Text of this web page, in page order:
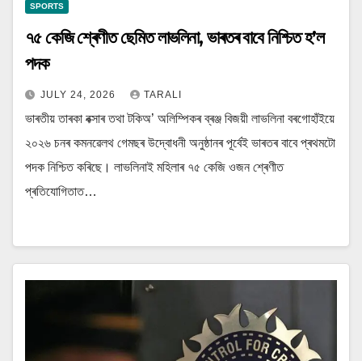
SPORTS
৭৫ কেজি শ্ৰেণীত ছেমিত লাভলিনা, ভাৰতৰ বাবে নিশ্চিত হ’ল
পদক
JULY 24, 2026 TARALI
ভাৰতীয় তাৰকা বক্সাৰ তথা টকিঅ’ অলিম্পিকৰ ব্ৰঞ্জ বিজয়ী লাভলিনা বৰগোহাঁইয়ে
২০২৬ চনৰ কমনৱেলথ গেমছৰ উদ্বোধনী অনুষ্ঠানৰ পূৰ্বেই ভাৰতৰ বাবে প্ৰথমটো
পদক নিশ্চিত কৰিছে। লাভলিনাই মহিলাৰ ৭৫ কেজি ওজন শ্ৰেণীত
প্ৰতিযোগিতাত…